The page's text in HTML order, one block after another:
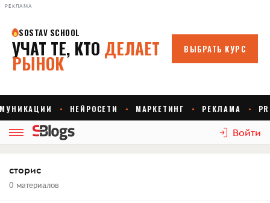
РЕКЛАМА
Войти
сторис
0 материалов